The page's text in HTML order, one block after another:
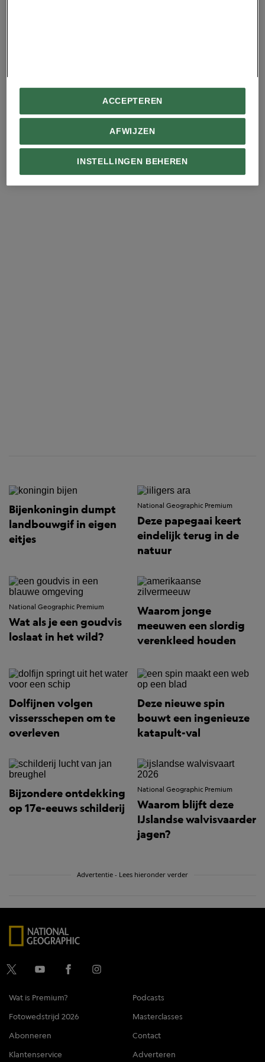
verbazingwekkend
Hebben vissen een
nek?
Bijenkoningin dumpt
landbouwgif in eigen
eitjes
National Geographic Premium
Deze papegaai keert
eindelijk terug in de
natuur
National Geographic Premium
Wat als je een goudvis
loslaat in het wild?
Waarom jonge
meeuwen een slordig
verenkleed houden
Dolfijnen volgen
vissersschepen om te
overleven
Deze nieuwe spin
bouwt een ingenieuze
katapult-val
Bijzondere ontdekking
op 17e-eeuws schilderij
National Geographic Premium
Waarom blijft deze
IJslandse walvisvaarder
jagen?
Advertentie - Lees hieronder verder
Wat is Premium?
Podcasts
Fotowedstrijd 2026
Masterclasses
Abonneren
Contact
Klantenservice
Adverteren
INSTELLINGEN BEHEREN
AFWIJZEN
ACCEPTEREN